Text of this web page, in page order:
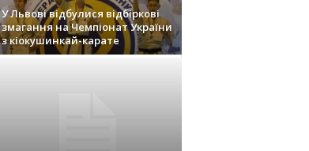
У Львові відбулися відбіркові
змагання на Чемпіонат України
з кіокушинкай-карате